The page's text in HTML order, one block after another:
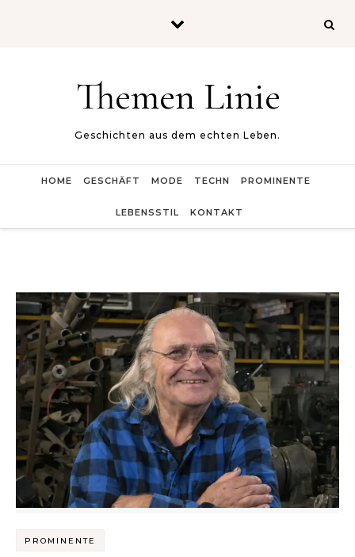
Themen Linie
Geschichten aus dem echten Leben.
HOME GESCHÄFT MODE TECHN PROMINENTE
LEBENSSTIL KONTAKT
PROMINENTE